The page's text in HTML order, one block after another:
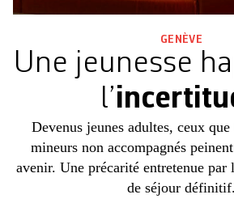
GENÈVE
Une jeunesse
l’
Devenus jeunes adultes, ceux
mineurs non accompagnés
avenir. Une précarité entretenue par
de séjour définitif.